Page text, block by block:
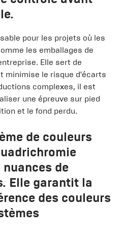
pour les projets où les
les emballages de
Elle sert de
minimise le risque d'écarts
complexes, il est
une épreuve sur pied
et le fond perdu.
de couleurs
nuances de
Elle garantit la
des couleurs